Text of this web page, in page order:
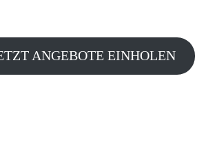
ANGEBOTE EINHOLEN